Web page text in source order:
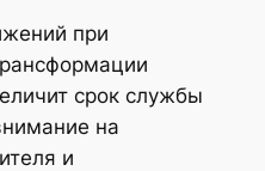
при
срок службы
на
и